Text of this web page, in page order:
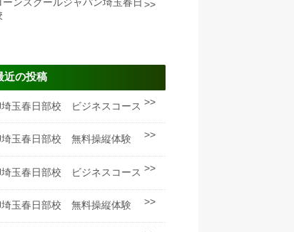
ーンスクールジャパン埼玉春日
近の投稿
埼玉春日部校 ビジネスコース
埼玉春日部校 無料操縦体験
埼玉春日部校 ビジネスコース
埼玉春日部校 無料操縦体験